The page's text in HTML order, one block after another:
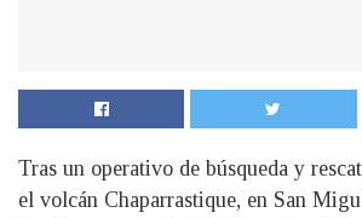
Tras un operativo de búsqueda y
el volcán Chaparrastique, en San